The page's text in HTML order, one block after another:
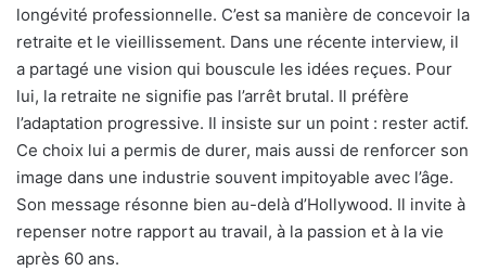
longévité professionnelle. C’est sa manière de concevoir la
retraite et le vieillissement. Dans une récente interview, il
a partagé une vision qui bouscule les idées reçues. Pour
lui, la retraite ne signifie pas l’arrêt brutal. Il préfère
l’adaptation progressive. Il insiste sur un point : rester actif.
Ce choix lui a permis de durer, mais aussi de renforcer son
image dans une industrie souvent impitoyable avec l’âge.
Son message résonne bien au-delà d’Hollywood. Il invite à
repenser notre rapport au travail, à la passion et à la vie
après 60 ans.